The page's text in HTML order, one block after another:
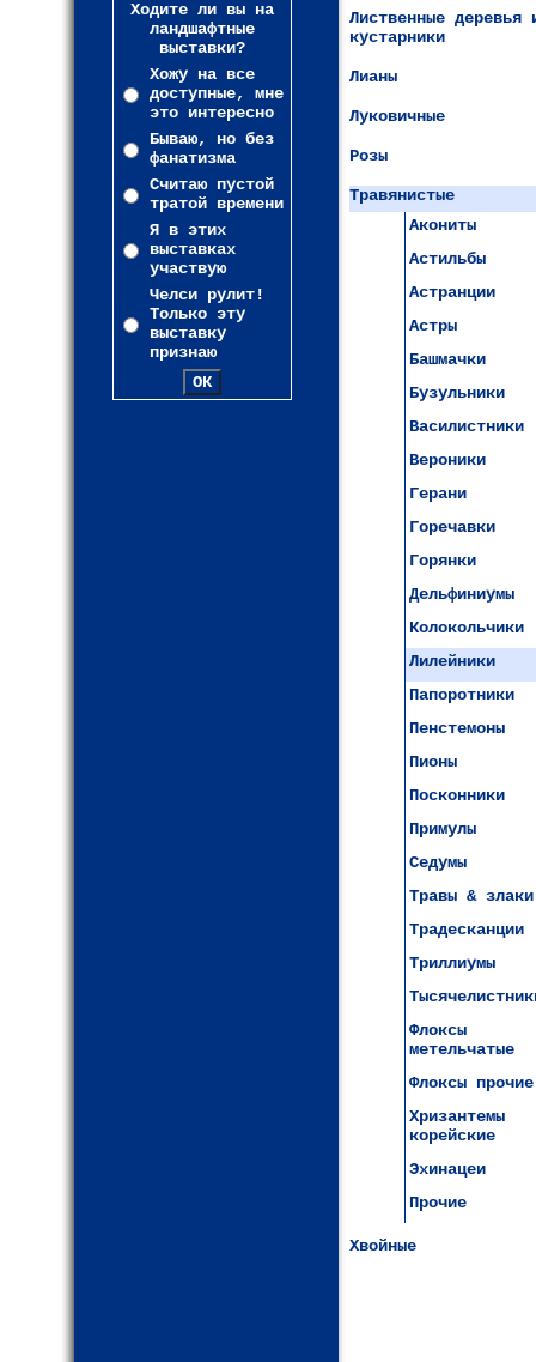
Ходите ли вы на
ландшафтные
выставки?
Хожу на все
доступные, мне
это интересно
Бываю, но без
фанатизма
Считаю пустой
тратой времени
Я в этих
выставках
участвую
Челси рулит!
Только эту
выставку
признаю
Лиственные деревья
кустарники
Лианы
Луковичные
Розы
Травянистые
Акониты
Астильбы
Астранции
Астры
Башмачки
Бузульники
Василистники
Вероники
Герани
Горечавки
Горянки
Дельфиниумы
Колокольчики
Лилейники
Папоротники
Пенстемоны
Пионы
Посконники
Примулы
Седумы
Травы & злаки
Традесканции
Триллиумы
Флоксы
метельчатые
Флоксы прочие
Хризантемы
корейские
Эхинацеи
Прочие
Хвойные